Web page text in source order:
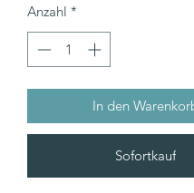
Anzahl *
In den
Sofortkauf